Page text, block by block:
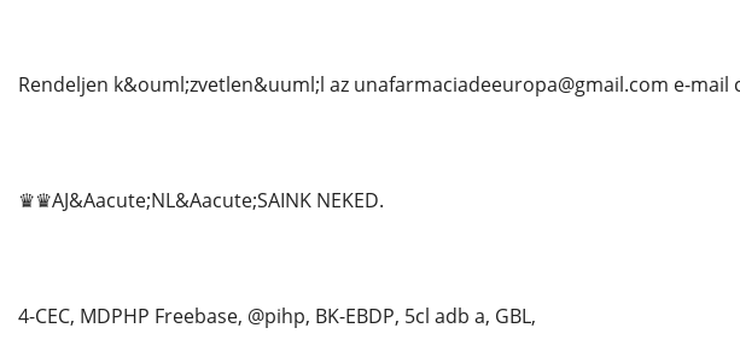
Rendeljen k&ouml;zvetlen&uuml;l az unafarmaciadeeuropa@gmail.com e-mail
♛♛AJ&Aacute;NL&Aacute;SAINK NEKED.
4-CEC, MDPHP Freebase, @pihp, BK-EBDP, 5cl adb a, GBL,